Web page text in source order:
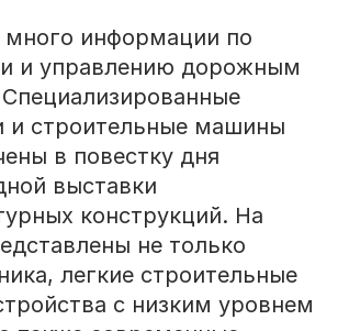
много информации по
и управлению дорожным
и строительные машины
в повестку дня
выставки
конструкций. На
не только
легкие строительные
с низким уровнем